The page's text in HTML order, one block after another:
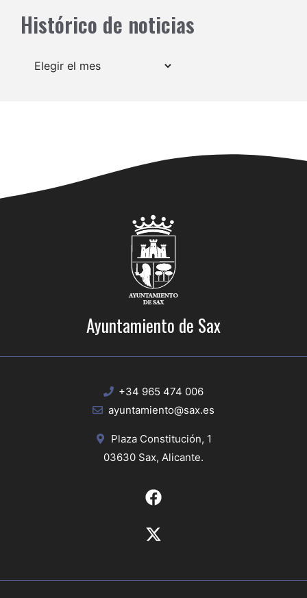
Histórico de noticias
Archivos
Ayuntamiento de Sax
+34 965 474 006
ayuntamiento@sax.es
Plaza Constitución, 1
03630 Sax, Alicante.